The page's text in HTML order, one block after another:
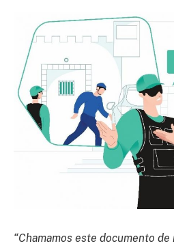
“Chamamos este documento